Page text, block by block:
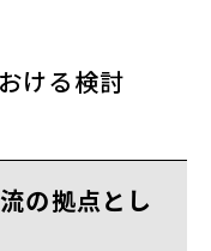
ける検討
の拠点とし